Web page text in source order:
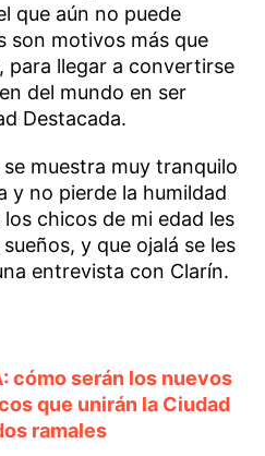
que aún no puede
son motivos más que
para llegar a convertirse
del mundo en ser
Destacada.
muestra muy tranquilo
y no pierde la humildad
chicos de mi edad les
y que ojalá se les
entrevista con Clarín.
cómo serán los nuevos
que unirán la Ciudad
ramales